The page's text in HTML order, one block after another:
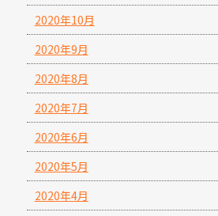
2020年10月
2020年9月
2020年8月
2020年7月
2020年6月
2020年5月
2020年4月